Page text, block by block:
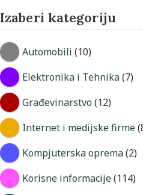
Izaberi kategoriju
Automobili (10)
Elektronika i Tehnika(7)
Građevinarstvo (12)
Internet i medijske firme
Kompjuterska oprema(2)
Korisne informacije(114)